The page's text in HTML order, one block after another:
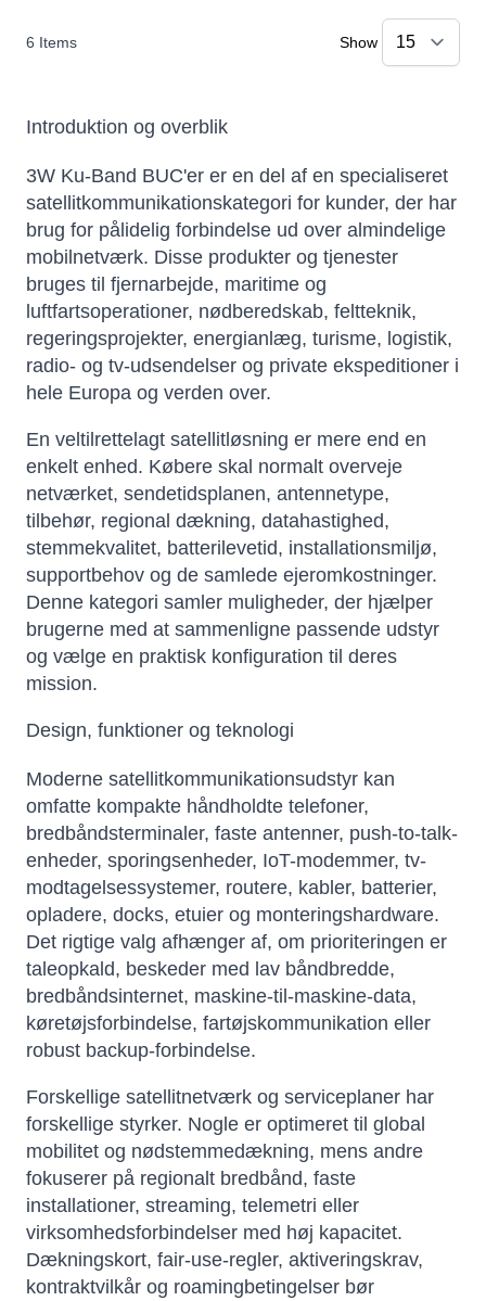
6 Items Show
Introduktion og overblik
3W Ku-Band BUC'er er en del af en specialiseret
satellitkommunikationskategori for kunder, der har
brug for pålidelig forbindelse ud over almindelige
mobilnetværk. Disse produkter og tjenester
bruges til fjernarbejde, maritime og
luftfartsoperationer, nødberedskab, feltteknik,
regeringsprojekter, energianlæg, turisme, logistik,
radio- og tv-udsendelser og private ekspeditioner i
hele Europa og verden over.
En veltilrettelagt satellitløsning er mere end en
enkelt enhed. Købere skal normalt overveje
netværket, sendetidsplanen, antennetype,
tilbehør, regional dækning, datahastighed,
stemmekvalitet, batterilevetid, installationsmiljø,
supportbehov og de samlede ejeromkostninger.
Denne kategori samler muligheder, der hjælper
brugerne med at sammenligne passende udstyr
og vælge en praktisk konfiguration til deres
mission.
Design, funktioner og teknologi
Moderne satellitkommunikationsudstyr kan
omfatte kompakte håndholdte telefoner,
bredbåndsterminaler, faste antenner, push-to-talk-
enheder, sporingsenheder, IoT-modemmer, tv-
modtagelsessystemer, routere, kabler, batterier,
opladere, docks, etuier og monteringshardware.
Det rigtige valg afhænger af, om prioriteringen er
taleopkald, beskeder med lav båndbredde,
bredbåndsinternet, maskine-til-maskine-data,
køretøjsforbindelse, fartøjskommunikation eller
robust backup-forbindelse.
Forskellige satellitnetværk og serviceplaner har
forskellige styrker. Nogle er optimeret til global
mobilitet og nødstemmedækning, mens andre
fokuserer på regionalt bredbånd, faste
installationer, streaming, telemetri eller
virksomhedsforbindelser med høj kapacitet.
Dækningskort, fair-use-regler, aktiveringskrav,
kontraktvilkår og roamingbetingelser bør